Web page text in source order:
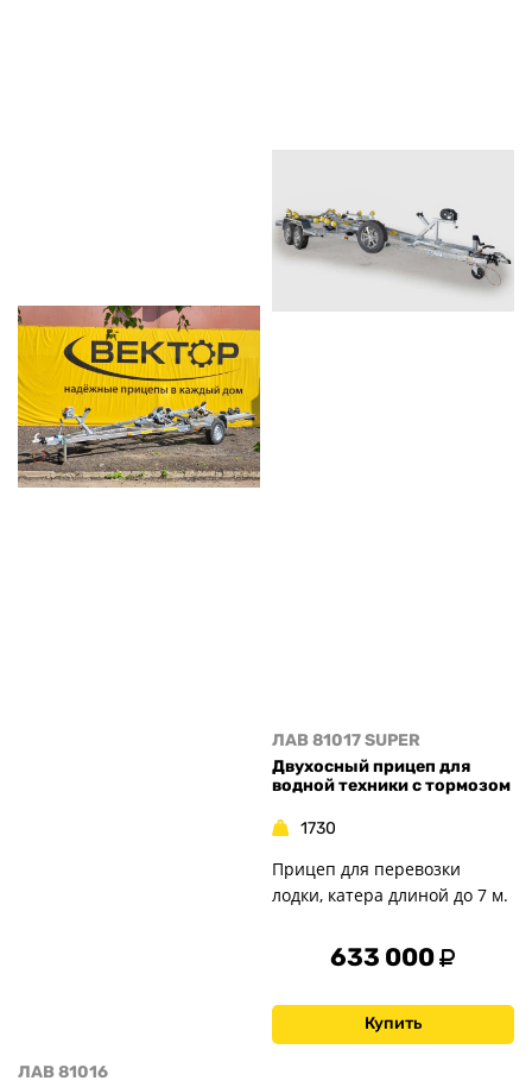
ЛАВ 81016
ЛАВ 81017 SUPER
Двухосный прицеп для
водной техники с тормозом
1730
Прицеп для перевозки
лодки, катера длиной до 7 м.
633 000
Купить